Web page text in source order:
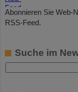
Abonnieren Sie Web-
RSS-Feed.
Suche im